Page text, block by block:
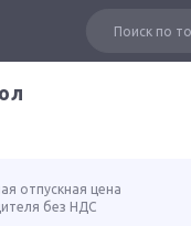
отпускная цена
без НДС